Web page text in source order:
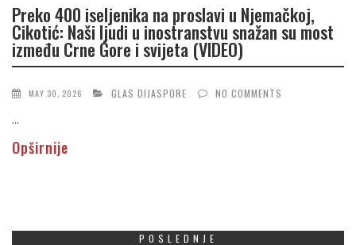
Preko 400 iseljenika na proslavi u Njemačkoj,
Cikotić: Naši ljudi u inostranstvu snažan su most
između Crne Gore i svijeta (VIDEO)
MAY 30, 2026 GLAS DIJASPORE NO COMMENTS
...
Opširnije
POSLEDNJE